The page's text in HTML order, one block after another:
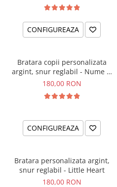
CONFIGUREAZA
Bratara copii personalizata
argint, snur reglabil - Nume &
Simbol
180,00 RON
CONFIGUREAZA
Bratara personalizata argint,
snur reglabil - Little Heart
180,00 RON